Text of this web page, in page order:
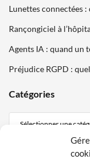
Lunettes connectées
Rançongiciel à
Agents IA : quand un
Préjudice RGPD :
Catégories
Mentions Légales